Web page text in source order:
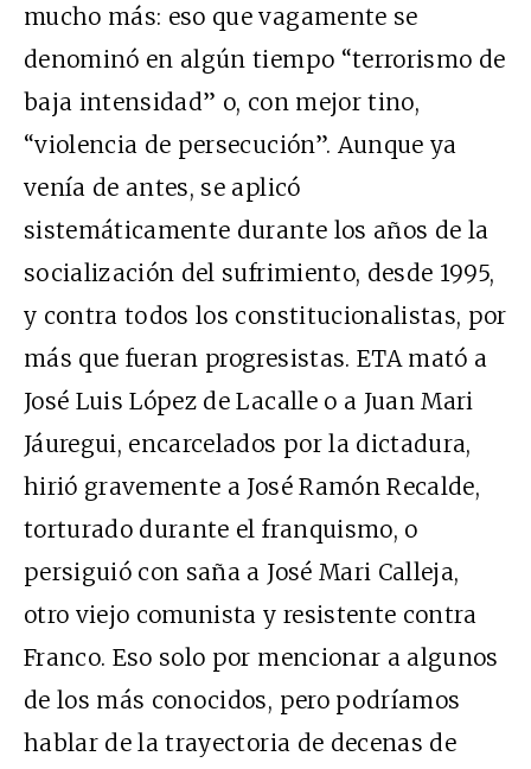
mucho más: eso que vagamente se
denominó en algún tiempo “terrorismo de
baja intensidad” o, con mejor tino,
“violencia de persecución”. Aunque ya
venía de antes, se aplicó
sistemáticamente durante los años de la
socialización del sufrimiento, desde 1995,
y contra todos los constitucionalistas, por
más que fueran progresistas. ETA mató a
José Luis López de Lacalle o a Juan Mari
Jáuregui, encarcelados por la dictadura,
hirió gravemente a José Ramón Recalde,
torturado durante el franquismo, o
persiguió con saña a José Mari Calleja,
otro viejo comunista y resistente contra
Franco. Eso solo por mencionar a algunos
de los más conocidos, pero podríamos
hablar de la trayectoria de decenas de